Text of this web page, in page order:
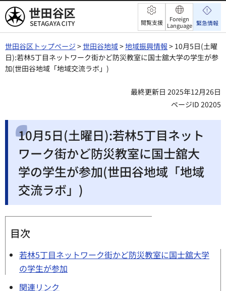
世田谷区 閲覧支援
Foreign
Language 緊急情報
世田谷区トップページ >世田谷地域>地域振興情報 > 10月5日(土曜
日):若林5丁目ネットワーク街かど防災教室に国士舘大学の学生が参
加(世田谷地域「地域交流ラボ」)
最終更新日 2025年12月26日
ページID 20205
10月5日(土曜日):若林5丁目ネット
ワーク街かど防災教室に国士舘大
学の学生が参加(世田谷地域「地域
交流ラボ」)
目次
若林5丁目ネットワーク街かど防災教室に国士舘大学
の学生が参加
関連リンク